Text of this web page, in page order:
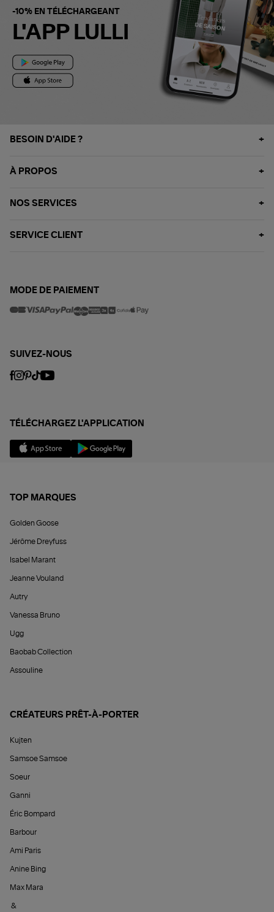
-10% EN TÉLÉCHARGEANT
L'APP LULLI
BESOIN D'AIDE ?
À PROPOS
NOS SERVICES
SERVICE CLIENT
MODE DE PAIEMENT
SUIVEZ-NOUS
TÉLÉCHARGEZ L'APPLICATION
TOP MARQUES
Golden Goose
Jérôme Dreyfuss
Isabel Marant
Jeanne Vouland
Autry
Vanessa Bruno
Ugg
Baobab Collection
Assouline
CRÉATEURS PRÊT-À-PORTER
Kujten
Samsoe Samsoe
Soeur
Ganni
Éric Bompard
Barbour
Ami Paris
Anine Bing
Max Mara
&